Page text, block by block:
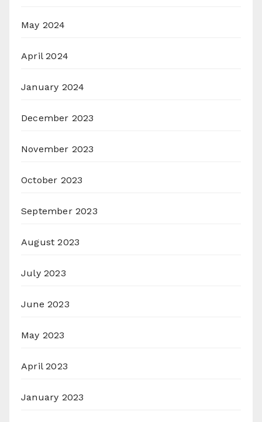
May 2024
April 2024
January 2024
December 2023
November 2023
October 2023
September 2023
August 2023
July 2023
June 2023
May 2023
April 2023
January 2023